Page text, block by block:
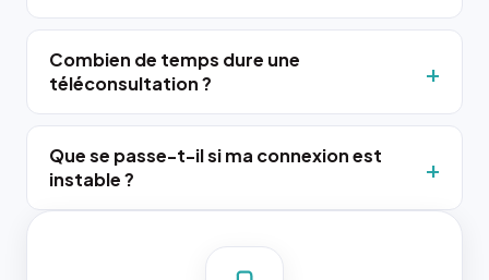
Combien de temps dure une
téléconsultation ?
Que se passe-t-il si ma connexion est
instable ?